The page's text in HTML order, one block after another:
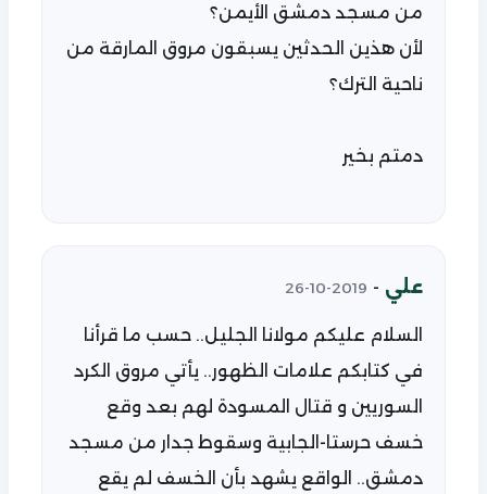
من مسجد دمشق الأيمن؟
لأن هذين الحدثين يسبقون مروق المارقة من
ناحية الترك؟
دمتم بخير
علي -
2019-10-26
السلام عليكم مولانا الجليل.. حسب ما قرأنا
في كتابكم علامات الظهور.. يأتي مروق الكرد
السوريين و قتال المسودة لهم بعد وقع
خسف حرستا-الجابية وسقوط جدار من مسجد
دمشق.. الواقع يشهد بأن الخسف لم يقع